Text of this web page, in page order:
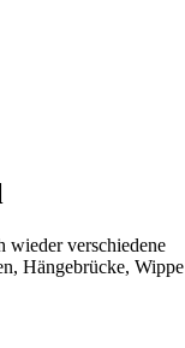
wieder verschiedene
Hängebrücke, Wippe